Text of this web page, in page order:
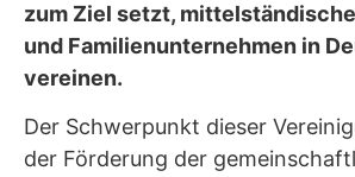
zum Ziel setzt,
und Familienunternehmen in
vereinen.
Der Schwerpunkt dieser
der Förderung der